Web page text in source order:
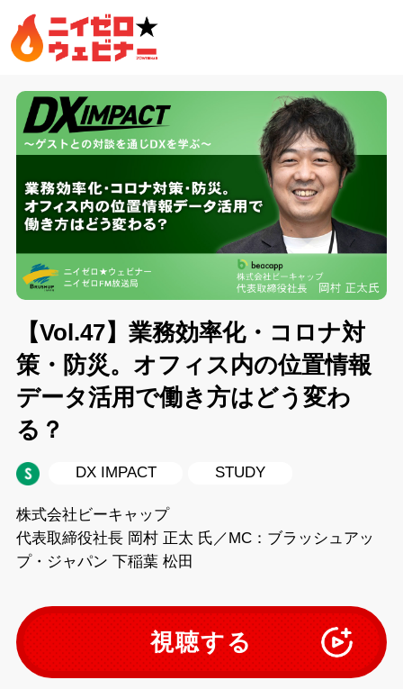
【Vol.47】業務効率化・コロナ対
策・防災。オフィス内の位置情報
データ活用で働き方はどう変わ
る？
DX IMPACT STUDY
株式会社ビーキャップ
代表取締役社長 岡村 正太 氏／MC：ブラッシュアッ
プ・ジャパン 下稲葉 松田
視聴する